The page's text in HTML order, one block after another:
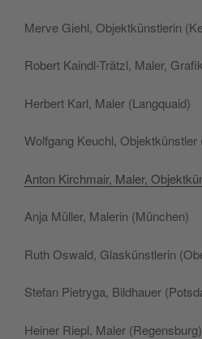
Merve Giehl, Objek­tkün­st­lerin
Robert Kaindl-Trät­zl, Maler,
Her­bert Karl, Maler (Langquaid)
Wolf­gang Keuchl, Objek­tkün­stler
Anton Kirch­mair, Maler,
Anja Müller, Malerin (München)
Ruth Oswald, Glaskün­st­lerin
Ste­fan Pietry­ga, Bild­hauer
Hein­er Riepl, Maler (Regens­burg)